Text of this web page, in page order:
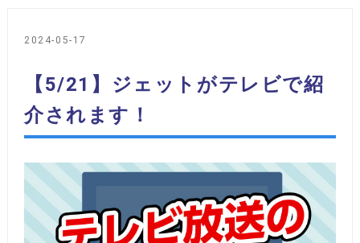
2024-05-17
【5/21】ジェットがテレビで紹
介されます！